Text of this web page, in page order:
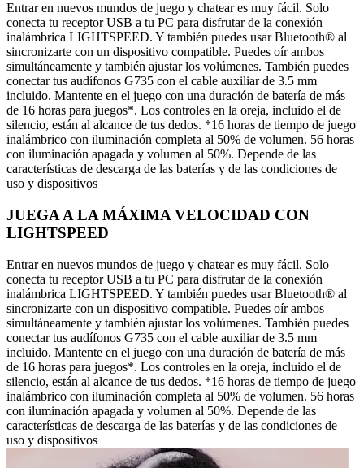
Entrar en nuevos mundos de juego y chatear es muy fácil. Solo
conecta tu receptor USB a tu PC para disfrutar de la conexión
inalámbrica LIGHTSPEED. Y también puedes usar Bluetooth® al
sincronizarte con un dispositivo compatible. Puedes oír ambos
simultáneamente y también ajustar los volúmenes. También puedes
conectar tus audífonos G735 con el cable auxiliar de 3.5 mm
incluido. Mantente en el juego con una duración de batería de más
de 16 horas para juegos*. Los controles en la oreja, incluido el de
silencio, están al alcance de tus dedos. *16 horas de tiempo de juego
inalámbrico con iluminación completa al 50% de volumen. 56 horas
con iluminación apagada y volumen al 50%. Depende de las
características de descarga de las baterías y de las condiciones de
uso y dispositivos
JUEGA A LA MÁXIMA VELOCIDAD CON
LIGHTSPEED
Entrar en nuevos mundos de juego y chatear es muy fácil. Solo
conecta tu receptor USB a tu PC para disfrutar de la conexión
inalámbrica LIGHTSPEED. Y también puedes usar Bluetooth® al
sincronizarte con un dispositivo compatible. Puedes oír ambos
simultáneamente y también ajustar los volúmenes. También puedes
conectar tus audífonos G735 con el cable auxiliar de 3.5 mm
incluido. Mantente en el juego con una duración de batería de más
de 16 horas para juegos*. Los controles en la oreja, incluido el de
silencio, están al alcance de tus dedos. *16 horas de tiempo de juego
inalámbrico con iluminación completa al 50% de volumen. 56 horas
con iluminación apagada y volumen al 50%. Depende de las
características de descarga de las baterías y de las condiciones de
uso y dispositivos